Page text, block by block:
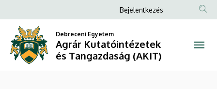
János
Közalapítvány
Nagydíja
a
tartalomra
Anonim
fiók
menüje
Bejelentkezés
Debreceni Egyetem
Agrár Kutatóintézetek
és Tangazdaság (AKIT)